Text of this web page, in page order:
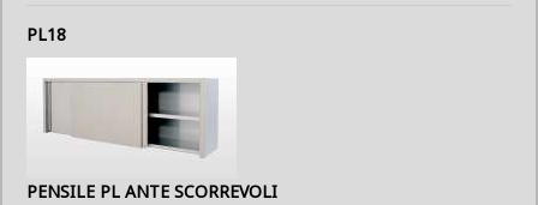
PL18
PENSILE PL ANTE SCORREVOLI